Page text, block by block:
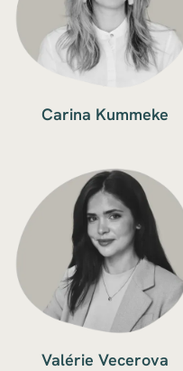
Carina Kummeke
Valérie Vecerova